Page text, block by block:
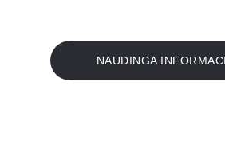
NAUDINGA